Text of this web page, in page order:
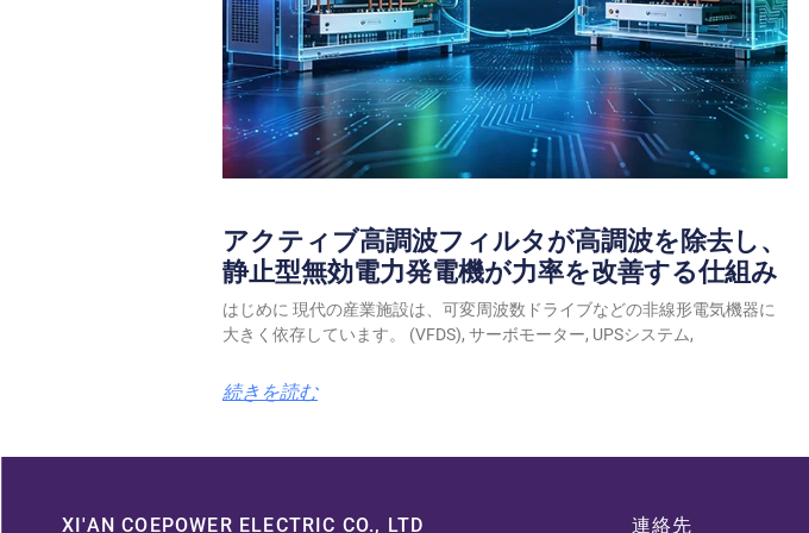
アクティブ高調波フィルタが高調波を除去し、
静止型無効電力発電機が力率を改善する仕組み
はじめに 現代の産業施設は、可変周波数ドライブなどの非線形電気機器に
大きく依存しています。 (VFDS), サーボモーター, UPSシステム,
続きを読む
XI'AN COEPOWER ELECTRIC CO., LTD 連絡先